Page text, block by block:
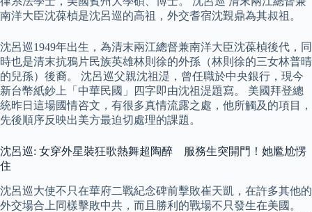
南洋大臣沈葆楨是沈呂巡的高祖，外交耆宿沈覲鼎為其叔祖。
沈呂巡1949年出生，為清末兩江總督兼南洋大臣沈葆楨後代，同
時也是清末抗鴉片民族英雄林則徐的外孫（林則徐的三女林普晴
的兒孫）後裔。 沈呂巡父親沈祖湜，曾任職於中央銀行，現今
新台幣紙鈔上「中華民國」四字即由沈祖湜題寫。 美國拜登總
統昨日這場國情咨文，有很多真情流露之處，他所觸及的項目，
先後順序反映出美方最迫切處理的課題。
沈呂巡: 女穿外星裝狂歌熱舞超陶醉 服務生突開門！她尷尬愣
住
沈呂巡大使不只在華府二戰紀念碑前擊敗崔天凱，在許多其他的
外交場合上同樣擊敗中共，而且勝利的戰場不只發生在美國。